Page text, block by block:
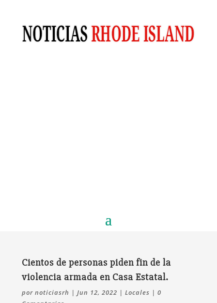
Cientos de personas piden fin de la
violencia armada en Casa Estatal.
por noticiasrh | Jun 12, 2022 | Locales | 0